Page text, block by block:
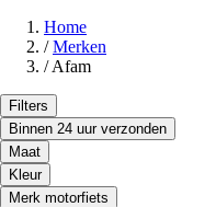
Home
/ Merken
/ Afam
Filters
Binnen 24 uur verzonden
Maat
Kleur
Merk motorfiets